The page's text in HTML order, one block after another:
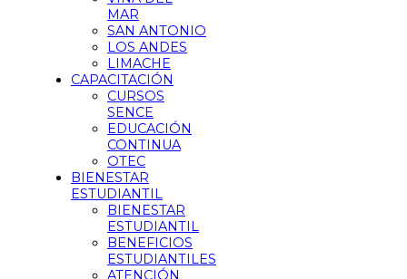
MAR
SAN ANTONIO
LOS ANDES
LIMACHE
CAPACITACIÓN
CURSOS
SENCE
EDUCACIÓN
CONTINUA
OTEC
BIENESTAR
ESTUDIANTIL
BIENESTAR
ESTUDIANTIL
BENEFICIOS
ESTUDIANTILES
ATENCIÓN